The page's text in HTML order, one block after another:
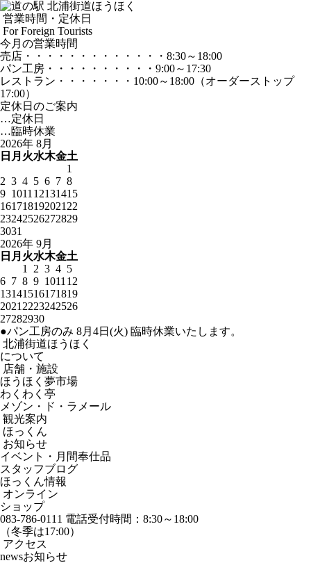
営業時間・定休日
For Foreign Tourists
今月の営業時間
売店 ・・・・・・・・・・・・・ 8:30～18:00
パン工房 ・・・・・・・・・・ 9:00～17:30
レストラン ・・・・・・・ 10:00～18:00 （オーダーストップ
17:00）
定休日のご案内
…定休日
…臨時休業
2026年 8月
日 月 火水木金土
1
2 3 4 5 6 7 8
9 1011 12131415
161718192021 22
23242526272829
3031
2026年 9月
日 月 火水木金土
1
2 3 4 5
6 7 8 9 1011 12
13141516171819
2021 2223242526
27282930
●パン工房のみ 8月4日(火) 臨時休業いたします。
北浦街道ほうほく
について
店舗・施設
ほうほく夢市場
わくわく亭
メゾン・ド・ラメール
観光案内
ほっくん
お知らせ
イベント・月間奉仕品
スタッフブログ
ほっくん情報
オンライン
ショップ
083-786-0111 電話受付時間：8:30～18:00
（冬季は17:00）
アクセス
newsお知らせ